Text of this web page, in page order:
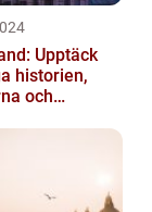
Upptäck
historien,
och